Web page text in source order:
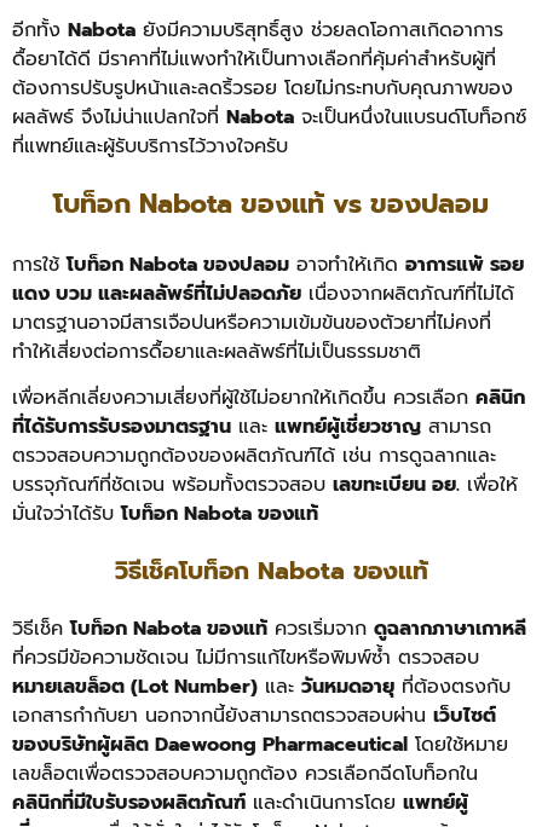
อีกทั้ง Nabota ยังมีความบริสุทธิ์สูง ช่วยลดโอกาสเกิดอาการ
ดื้อยาได้ดี มีราคาที่ไม่แพงทำให้เป็นทางเลือกที่คุ้มค่าสำหรับผู้ที่
ต้องการปรับรูปหน้าและลดริ้วรอย โดยไม่กระทบกับคุณภาพของ
ผลลัพธ์ จึงไม่น่าแปลกใจที่ Nabota จะเป็นหนึ่งในแบรนด์โบท็อกซ์
ที่แพทย์และผู้รับบริการไว้วางใจครับ
โบท็อก Nabota ของแท้ vs ของปลอม
การใช้โบท็อก Nabota ของปลอม อาจทำให้เกิด อาการแพ้ รอย
แดง บวม และผลลัพธ์ที่ไม่ปลอดภัย เนื่องจากผลิตภัณฑ์ที่ไม่ได้
มาตรฐานอาจมีสารเจือปนหรือความเข้มข้นของตัวยาที่ไม่คงที่
ทำให้เสี่ยงต่อการดื้อยาและผลลัพธ์ที่ไม่เป็นธรรมชาติ
เพื่อหลีกเลี่ยงความเสี่ยงที่ผู้ใช้ไม่อยากให้เกิดขึ้น ควรเลือก คลินิก
ที่ได้รับการรับรองมาตรฐาน และ แพทย์ผู้เชี่ยวชาญ สามารถ
ตรวจสอบความถูกต้องของผลิตภัณฑ์ได้ เช่น การดูฉลากและ
บรรจุภัณฑ์ที่ชัดเจน พร้อมทั้งตรวจสอบ เลขทะเบียน อย. เพื่อให้
มั่นใจว่าได้รับโบท็อก Nabota ของแท้
วิธีเช็คโบท็อก Nabota ของแท้
วิธีเช็คโบท็อก Nabota ของแท้ ควรเริ่มจาก ดูฉลากภาษาเกาหลี
ที่ควรมีข้อความชัดเจน ไม่มีการแก้ไขหรือพิมพ์ซ้ำ ตรวจสอบ
หมายเลขล็อต (Lot Number) และ วันหมดอายุ ที่ต้องตรงกับ
เอกสารกำกับยา นอกจากนี้ยังสามารถตรวจสอบผ่าน เว็บไซต์
ของบริษัทผู้ผลิต Daewoong Pharmaceutical โดยใช้หมาย
เลขล็อตเพื่อตรวจสอบความถูกต้อง ควรเลือกฉีดโบท็อกใน
คลินิกที่มีใบรับรองผลิตภัณฑ์ และดำเนินการโดย แพทย์ผู้